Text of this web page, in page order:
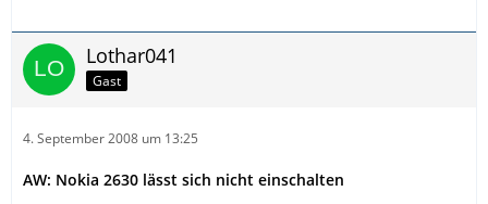
Lothar041
Gast
4. September 2008 um 13:25
AW: Nokia 2630 lässt sich nicht einschalten